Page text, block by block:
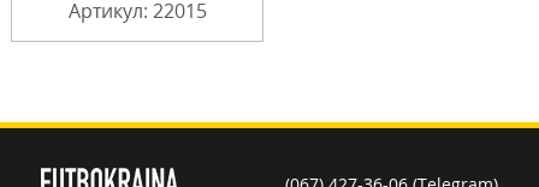
Артикул: 22015